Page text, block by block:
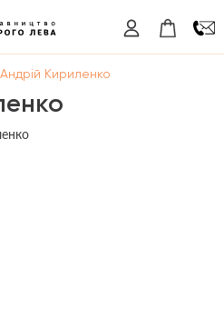
Кириленко